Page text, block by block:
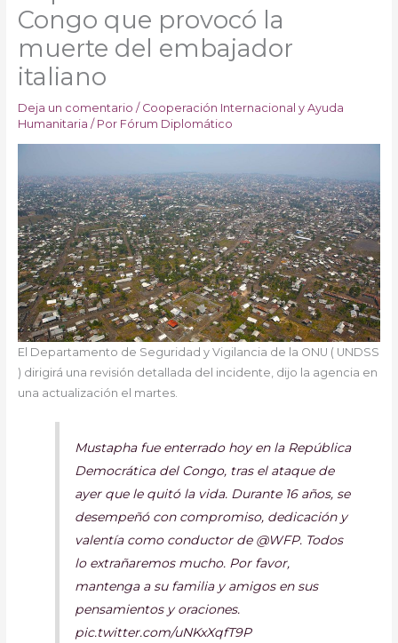
Congo que provocó la
muerte del embajador
italiano
Deja un comentario / Cooperación Internacional y Ayuda
Humanitaria / Por Fórum Diplomático
El Departamento de Seguridad y Vigilancia de la ONU ( UNDSS
) dirigirá una revisión detallada del incidente, dijo la agencia en
una actualización el martes.
Mustapha fue enterrado hoy en la República
Democrática del Congo, tras el ataque de
ayer que le quitó la vida. Durante 16 años, se
desempeñó con compromiso, dedicación y
valentía como conductor de @WFP. Todos
lo extrañaremos mucho. Por favor,
mantenga a su familia y amigos en sus
pensamientos y oraciones.
pic.twitter.com/uNKxXqfT9P